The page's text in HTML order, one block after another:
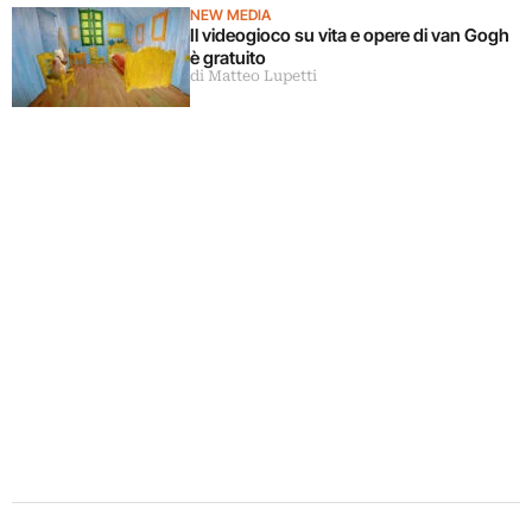
NEW MEDIA
Il videogioco su vita e opere di van Gogh
è gratuito
di Matteo Lupetti